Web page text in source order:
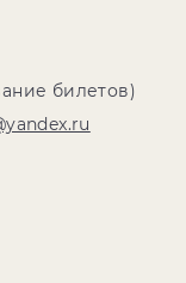
билетов)